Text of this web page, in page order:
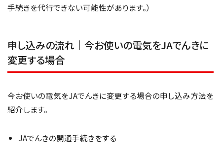
手続きを代行できない可能性があります。）
申し込みの流れ｜今お使いの電気をJAでんきに
変更する場合
今お使いの電気をJAでんきに変更する場合の申し込み方法を
紹介します。
JAでんきの開通手続きをする